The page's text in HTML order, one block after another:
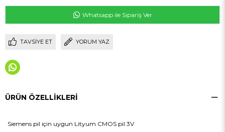
Whatsapp ile Sipariş Ver
TAVSIYE ET YORUM YAZ
ÜRÜN ÖZELLIKLERI
Siemens pil için uygun Lityum CMOS pil 3V